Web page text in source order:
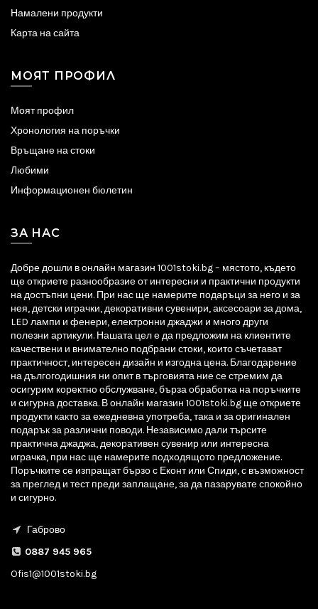
Намалени продукти
Карта на сайта
МОЯТ ПРОФИЛ
Моят профил
Хронология на поръчки
Връщане на стоки
Любими
Информационен бюлетин
ЗА НАС
Добре дошли в онлайн магазин 1001stoki.bg – мястото, където
ще откриете разнообразие от интересни и практични продукти
на достъпни цени. При нас ще намерите подаръци за него и за
нея, детски играчки, декоративни сувенири, аксесоари за дома,
LED лампи и фенери, електронни джаджи и много други
полезни артикули. Нашата цел е да предложим на клиентите
качествени и внимателно подбрани стоки, които съчетават
практичност, интересен дизайн и изгодна цена. Благодарение
на дългогодишния ни опит в търговията ние се стремим да
осигурим коректно обслужване, бърза обработка на поръчките
и сигурна доставка. В онлайн магазин 1001stoki.bg ще откриете
продукти както за ежедневна употреба, така и за оригинален
подарък за различни поводи. Независимо дали търсите
практична джаджа, декоративен сувенир или интересна
играчка, при нас ще намерите подходящото предложение.
Поръчките се изпращат бързо с Еконт или Спиди, с възможност
за преглед и тест преди заплащане, за да пазарувате спокойно
и сигурно.
Габрово
0887 945 965
Ofis1@1001stoki.bg